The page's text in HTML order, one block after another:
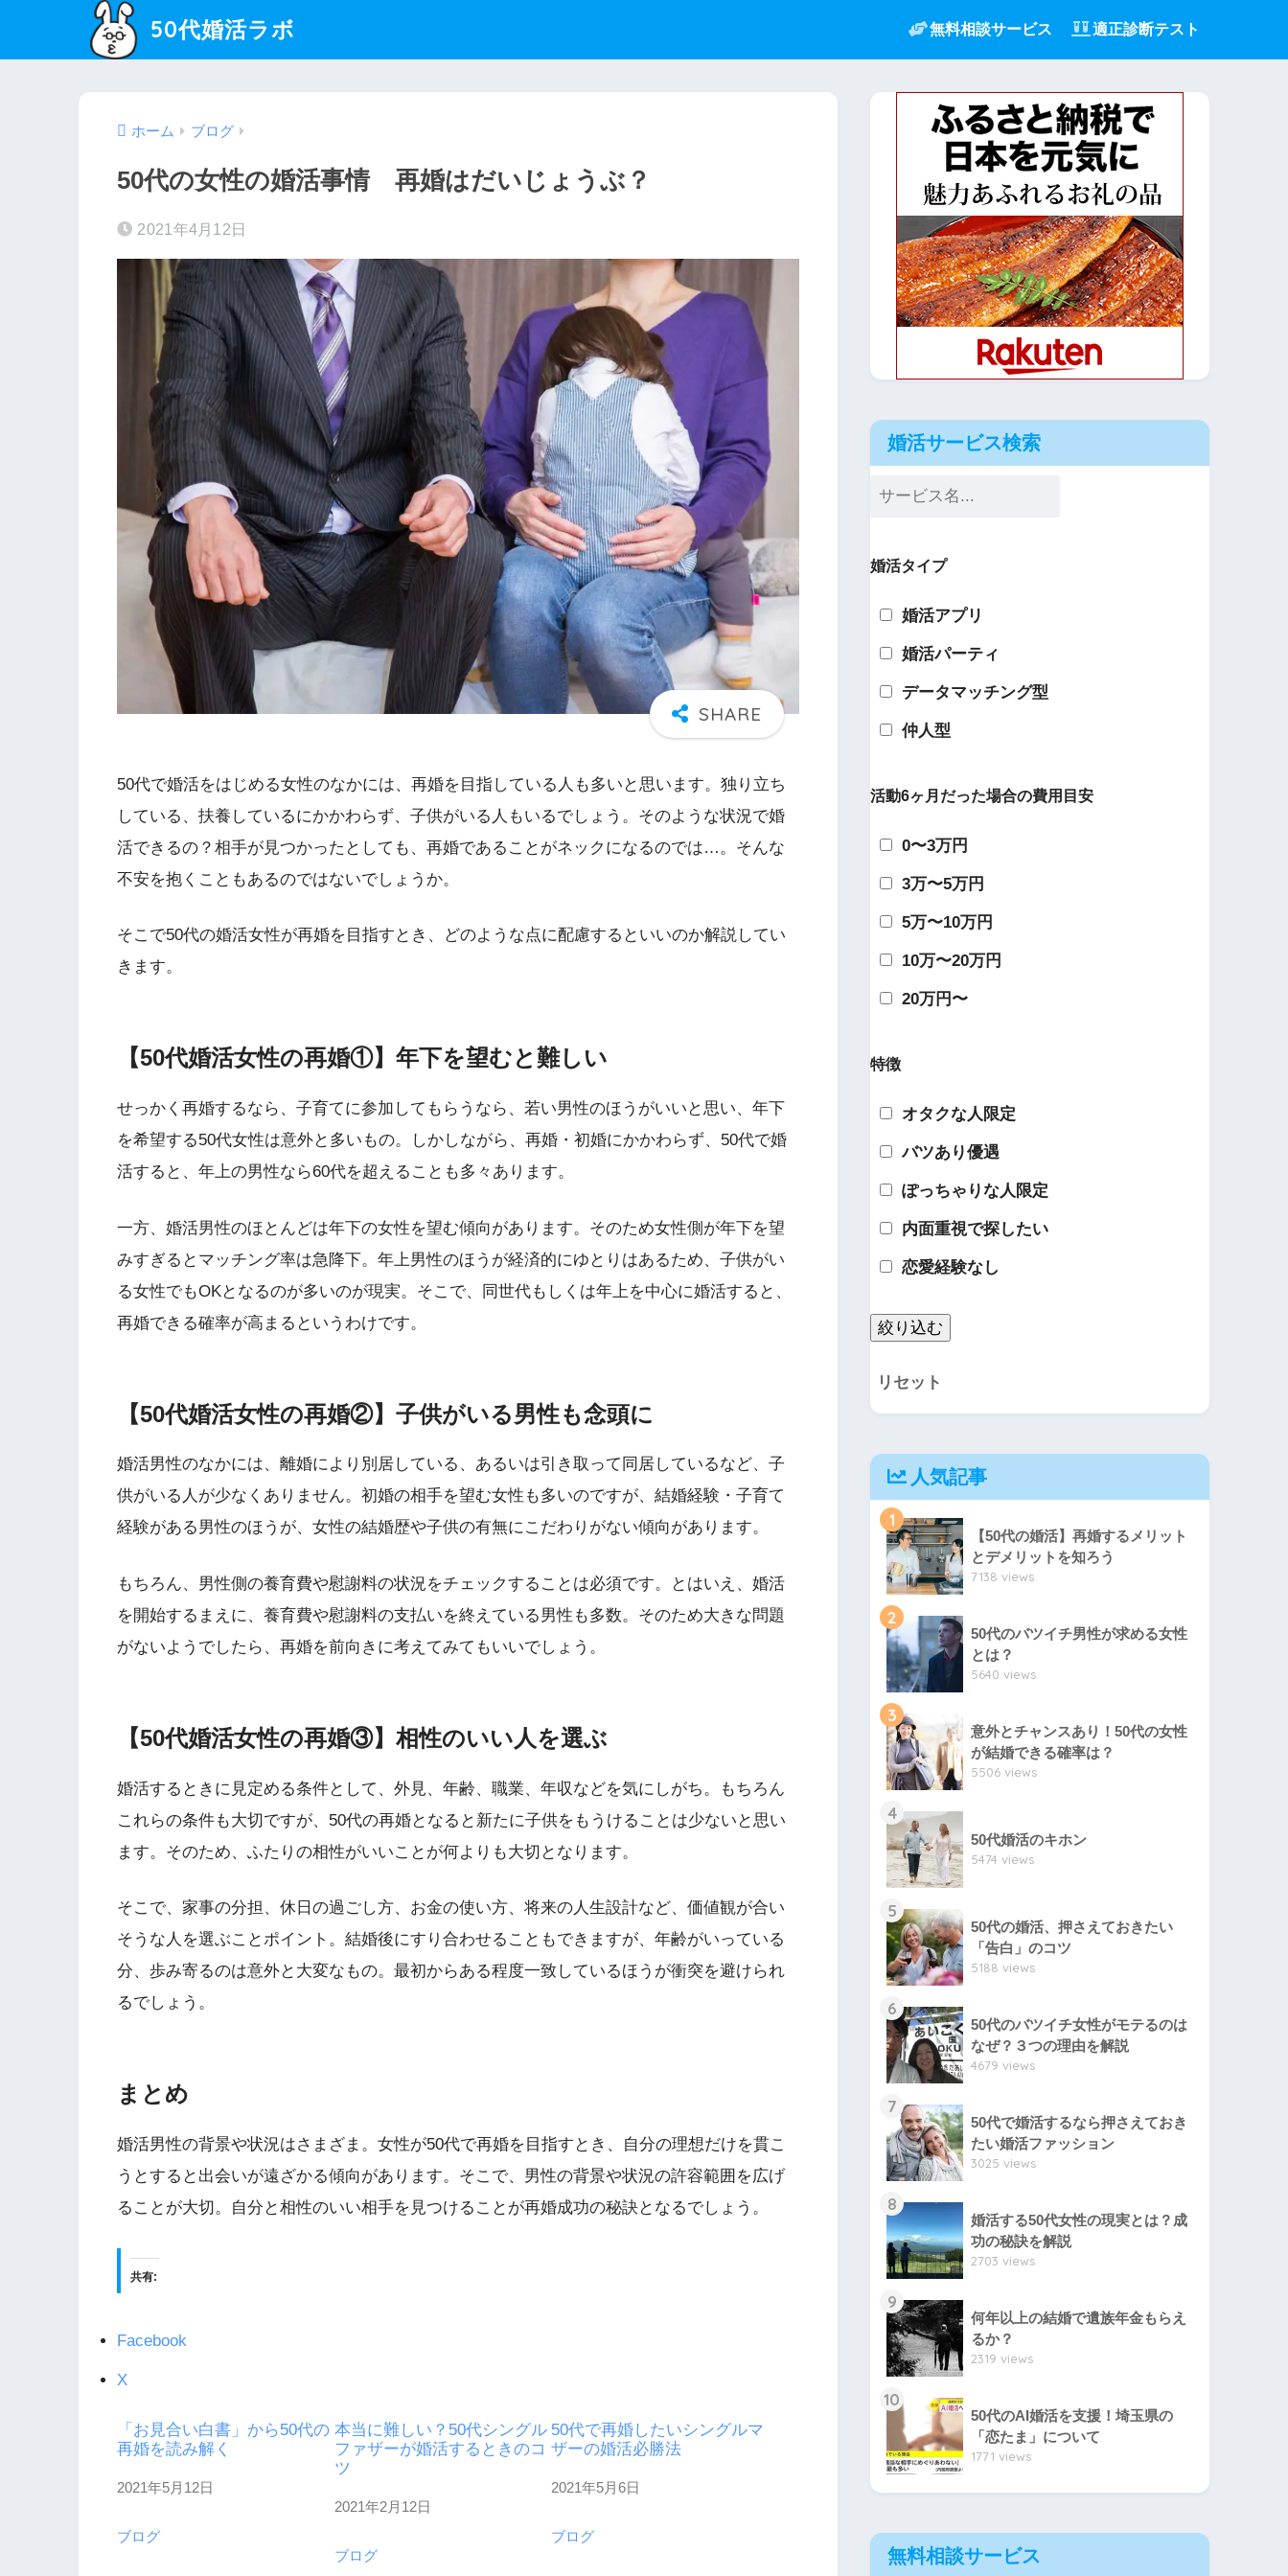
50代婚活ラボ 無料相談サービス 適正診断テスト
ホーム ブログ
50代の女性の婚活事情 再婚はだいじょうぶ？
2021年4月12日
50代で婚活をはじめる女性のなかには、再婚を目指している人も多いと思います。独り立ち
している、扶養しているにかかわらず、子供がいる人もいるでしょう。そのような状況で婚
活できるの？相手が見つかったとしても、再婚であることがネックになるのでは…。そんな
不安を抱くこともあるのではないでしょうか。
そこで50代の婚活女性が再婚を目指すとき、どのような点に配慮するといいのか解説してい
きます。
【50代婚活女性の再婚①】年下を望むと難しい
せっかく再婚するなら、子育てに参加してもらうなら、若い男性のほうがいいと思い、年下
を希望する50代女性は意外と多いもの。しかしながら、再婚・初婚にかかわらず、50代で婚
活すると、年上の男性なら60代を超えることも多々あります。
一方、婚活男性のほとんどは年下の女性を望む傾向があります。そのため女性側が年下を望
みすぎるとマッチング率は急降下。年上男性のほうが経済的にゆとりはあるため、子供がい
る女性でもOKとなるのが多いのが現実。そこで、同世代もしくは年上を中心に婚活すると、
再婚できる確率が高まるというわけです。
【50代婚活女性の再婚②】子供がいる男性も念頭に
婚活男性のなかには、離婚により別居している、あるいは引き取って同居しているなど、子
供がいる人が少なくありません。初婚の相手を望む女性も多いのですが、結婚経験・子育て
経験がある男性のほうが、女性の結婚歴や子供の有無にこだわりがない傾向があります。
もちろん、男性側の養育費や慰謝料の状況をチェックすることは必須です。とはいえ、婚活
を開始するまえに、養育費や慰謝料の支払いを終えている男性も多数。そのため大きな問題
がないようでしたら、再婚を前向きに考えてみてもいいでしょう。
【50代婚活女性の再婚③】相性のいい人を選ぶ
婚活するときに見定める条件として、外見、年齢、職業、年収などを気にしがち。もちろん
これらの条件も大切ですが、50代の再婚となると新たに子供をもうけることは少ないと思い
ます。そのため、ふたりの相性がいいことが何よりも大切となります。
そこで、家事の分担、休日の過ごし方、お金の使い方、将来の人生設計など、価値観が合い
そうな人を選ぶことポイント。結婚後にすり合わせることもできますが、年齢がいっている
分、歩み寄るのは意外と大変なもの。最初からある程度一致しているほうが衝突を避けられ
るでしょう。
まとめ
婚活男性の背景や状況はさまざま。女性が50代で再婚を目指すとき、自分の理想だけを貫こ
うとすると出会いが遠ざかる傾向があります。そこで、男性の背景や状況の許容範囲を広げ
ることが大切。自分と相性のいい相手を見つけることが再婚成功の秘訣となるでしょう。
共有:
Facebook
X
「お見合い白書」から50代の
再婚を読み解く
日付
2021年5月12日
関連理由
ブログ
本当に難しい？50代シングル
ファザーが婚活するときのコ
ツ
日付
2021年2月12日
関連理由
ブログ
50代で再婚したいシングルマ
ザーの婚活必勝法
日付
2021年5月6日
関連理由
ブログ
婚活サービス検索
婚活タイプ
婚活アプリ
婚活パーティ
データマッチング型
仲人型
活動6ヶ月だった場合の費用目安
0〜3万円
3万〜5万円
5万〜10万円
10万〜20万円
20万円〜
特徴
オタクな人限定
バツあり優遇
ぽっちゃりな人限定
内面重視で探したい
恋愛経験なし
リセット
人気記事
1
【50代の婚活】再婚するメリット
とデメリットを知ろう
7138 views
2
50代のバツイチ男性が求める女性
とは？
5640 views
3
意外とチャンスあり！50代の女性
が結婚できる確率は？
5506 views
4
50代婚活のキホン
5474 views
5
50代の婚活、押さえておきたい
「告白」のコツ
5188 views
6
50代のバツイチ女性がモテるのは
なぜ？３つの理由を解説
4679 views
7
50代で婚活するなら押さえておき
たい婚活ファッション
3025 views
8
婚活する50代女性の現実とは？成
功の秘訣を解説
2703 views
9
何年以上の結婚で遺族年金もらえ
るか？
2319 views
10
50代のAI婚活を支援！埼玉県の
「恋たま」について
1771 views
無料相談サービス